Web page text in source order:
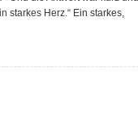
starkes Herz.“ Ein starkes,